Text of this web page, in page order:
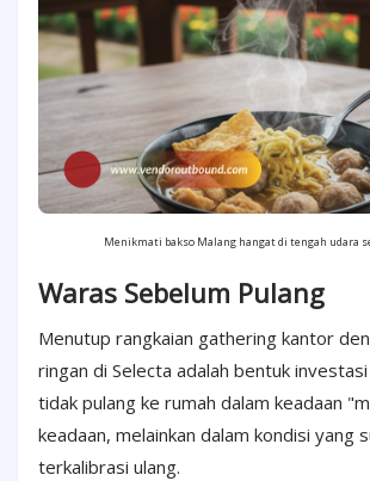
Menikmati bakso Malang hangat di tengah udara
Waras Sebelum Pulang
Menutup rangkaian gathering kantor
ringan di Selecta adalah bentuk
tidak pulang ke rumah dalam keadaan
keadaan, melainkan dalam kondisi yang
terkalibrasi ulang.